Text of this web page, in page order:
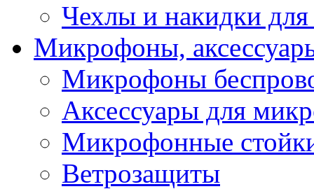
Чехлы и накидки
Микрофоны,
Микрофоны
Аксессуары для
Микрофонные
Ветрозащиты